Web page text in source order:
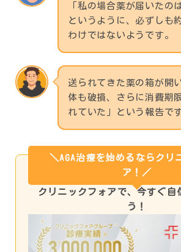
「私の場合薬が届いたの
というように、必ずしも
わけではないようです。
送られてきた薬の箱が開
体も破損、さらに消費期
れていた」という報告です
＼AGA治療を始めるならクリ
ア！／
クリニックフォアで、今すぐ自
う！